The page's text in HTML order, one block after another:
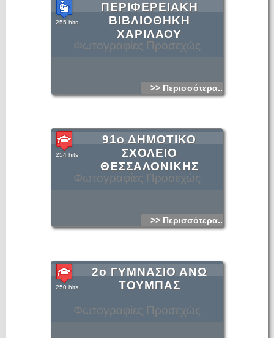
Φωτογραφίες Προσεχώς
ΠΕΡΙΦΕΡΕΙΑΚΗ
ΒΙΒΛΙΟΘΗΚΗ
ΧΑΡΙΛΑΟΥ
255 hits
>> Περισσότερα...
Φωτογραφίες Προσεχώς
91ο ΔΗΜΟΤΙΚΟ
ΣΧΟΛΕΙΟ
ΘΕΣΣΑΛΟΝΙΚΗΣ
254 hits
>> Περισσότερα...
Φωτογραφίες Προσεχώς
2ο ΓΥΜΝΑΣΙΟ ΑΝΩ
ΤΟΥΜΠΑΣ
250 hits